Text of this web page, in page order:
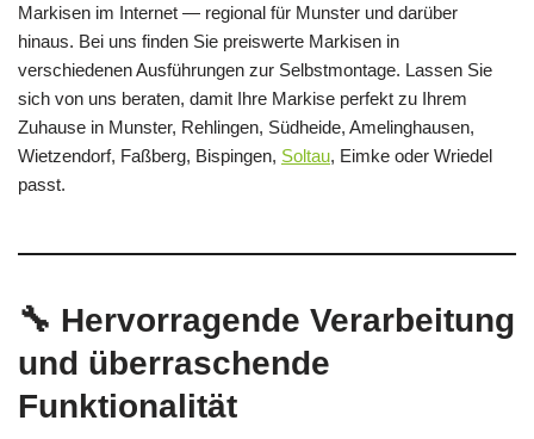
Markisen im Internet — regional für Munster und darüber
hinaus. Bei uns finden Sie preiswerte Markisen in
verschiedenen Ausführungen zur Selbstmontage. Lassen Sie
sich von uns beraten, damit Ihre Markise perfekt zu Ihrem
Zuhause in Munster, Rehlingen, Südheide, Amelinghausen,
Wietzendorf, Faßberg, Bispingen, Soltau, Eimke oder Wriedel
passt.
🔧 Hervorragende Verarbeitung
und überraschende
Funktionalität